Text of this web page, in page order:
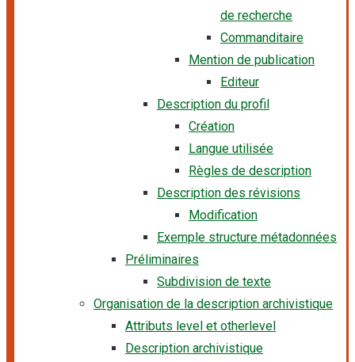
de recherche
Commanditaire
Mention de publication
Editeur
Description du profil
Création
Langue utilisée
Règles de description
Description des révisions
Modification
Exemple structure métadonnées
Préliminaires
Subdivision de texte
Organisation de la description archivistique
Attributs level et otherlevel
Description archivistique